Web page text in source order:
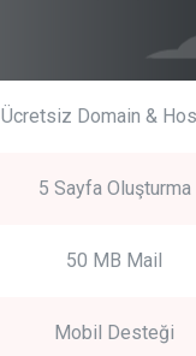
Ücretsiz Domain &
5 Sayfa Oluşturma
50 MB Mail
Mobil Desteği